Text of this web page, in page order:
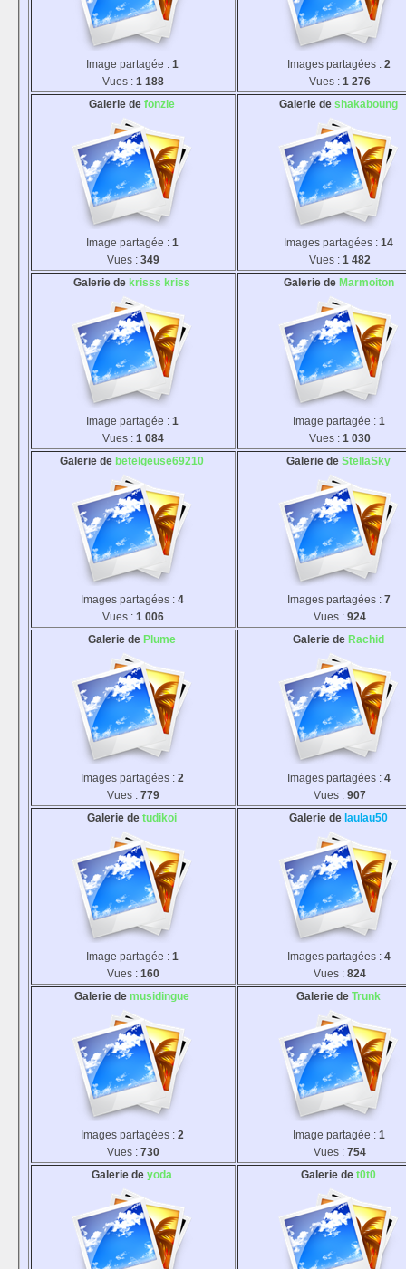
Image partagée : 1
Vues : 1 188
Images partagées : 2
Vues : 1 276
Galerie de fonzie
Image partagée : 1
Vues : 349
Galerie de shakaboung
Images partagées : 14
Vues : 1 482
Galerie de krisss kriss
Image partagée : 1
Vues : 1 084
Galerie de Marmoiton
Image partagée : 1
Vues : 1 030
Galerie de betelgeuse69210
Images partagées : 4
Vues : 1 006
Galerie de StellaSky
Images partagées : 7
Vues : 924
Galerie de Plume
Images partagées : 2
Vues : 779
Galerie de Rachid
Images partagées : 4
Vues : 907
Galerie de tudikoi
Image partagée : 1
Vues : 160
Galerie de laulau50
Images partagées : 4
Vues : 824
Galerie de musidingue
Images partagées : 2
Vues : 730
Galerie de Trunk
Image partagée : 1
Vues : 754
Galerie de yoda Galerie de t0t0